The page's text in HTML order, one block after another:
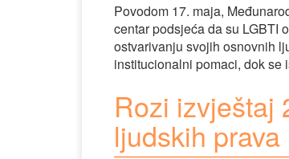
Povodom 17. maja,
centar podsjeća da su LGBTI
ostvarivanju svojih osnovnih
institucionalni pomaci, dok
Rozi izvještaj
ljudskih